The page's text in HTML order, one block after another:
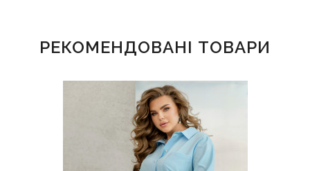
РЕКОМЕНДОВАНІ ТОВАРИ